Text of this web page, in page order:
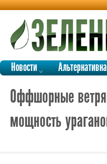
Новости
Оффшорные
мощность